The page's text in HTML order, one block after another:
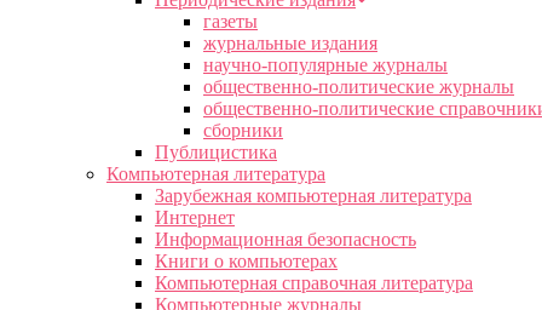
газеты
журнальные издания
научно-популярные журналы
общественно-политические журналы
общественно-политические
сборники
Публицистика
Компьютерная литература
Зарубежная компьютерная литература
Интернет
Информационная безопасность
Книги о компьютерах
Компьютерная справочная литература
Компьютерные журналы